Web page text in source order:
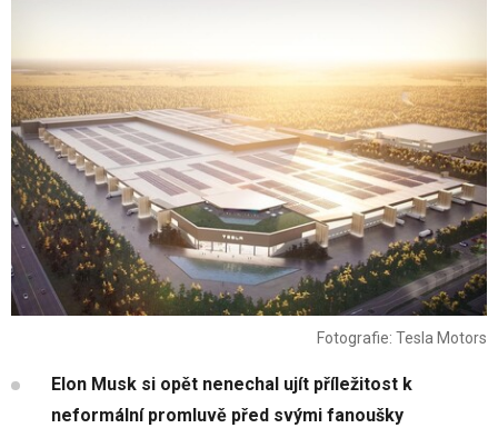
Fotografie: Tesla Motors
Elon Musk si opět nenechal ujít příležitost k
neformální promluvě před svými fanoušky